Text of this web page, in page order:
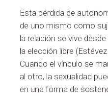
Esta pérdida de
de uno mismo como
la relación se vive
la elección libre (Estévez
Cuando el vínculo se
al otro, la sexualidad
en una forma de